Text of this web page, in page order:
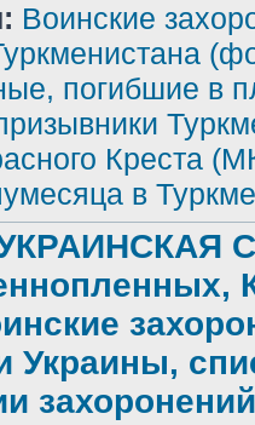
Воинские
погибшие в
Креста
в
Украины,
захоронений